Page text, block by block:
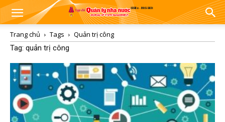
Trang chủ Tags
Quản trị công
Tag: quản trị công